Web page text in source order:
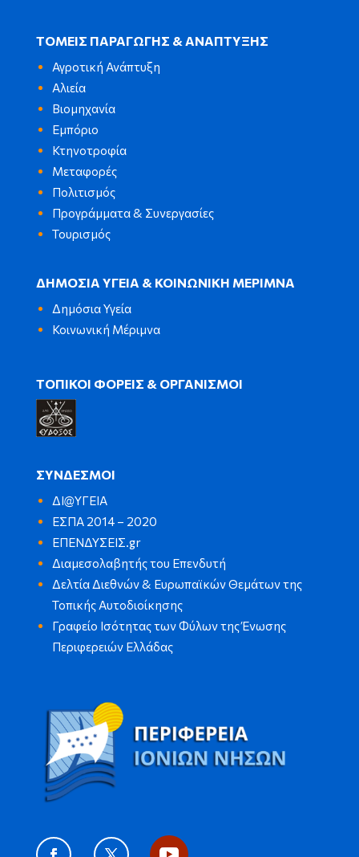
ΤΟΜΕΙΣ ΠΑΡΑΓΩΓΗΣ & ΑΝΑΠΤΥΞΗΣ
Αγροτική Ανάπτυξη
Αλιεία
Βιομηχανία
Εμπόριο
Κτηνοτροφία
Μεταφορές
Πολιτισμός
Προγράμματα & Συνεργασίες
Τουρισμός
ΔΗΜΟΣΙΑ ΥΓΕΙΑ & ΚΟΙΝΩΝΙΚΗ ΜΕΡΙΜΝΑ
Δημόσια Υγεία
Κοινωνική Μέριμνα
ΤΟΠΙΚΟΙ ΦΟΡΕΙΣ & ΟΡΓΑΝΙΣΜΟΙ
ΣΥΝΔΕΣΜΟΙ
ΔΙ@ΥΓΕΙΑ
ΕΣΠΑ 2014 – 2020
ΕΠΕΝΔΥΣΕΙΣ.gr
Διαμεσολαβητής του Επενδυτή
Δελτία Διεθνών & Ευρωπαϊκών Θεμάτων της
Τοπικής Αυτοδιοίκησης
Γραφείο Ισότητας των Φύλων της Ένωσης
Περιφερειών Ελλάδας